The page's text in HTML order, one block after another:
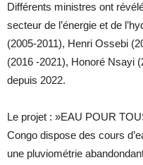
Différents ministres ont
secteur de l’énergie et de
(2005-2011), Henri Ossebi
(2016 -2021), Honoré Nsayi
depuis 2022.
Le projet : »EAU POUR
Congo dispose des cours
une pluviométrie